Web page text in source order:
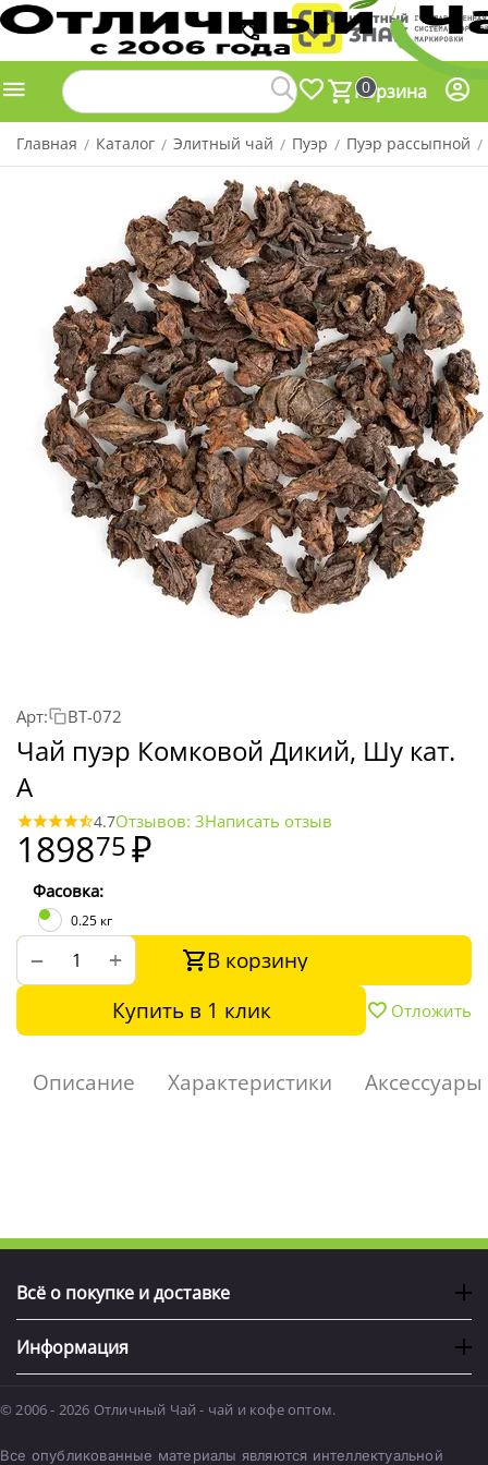
0
Корзина
Главная / Каталог / Элитный чай / Пуэр / Пуэр рассыпной /
Арт: BT-072
Чай пуэр Комковой Дикий, Шу кат.
A
4.7Отзывов: 3Написать отзыв
189875₽
Фасовка:
0.25 кг
+
−
В корзину
Купить в 1 клик
Отложить
Описание Характеристики Аксессуары
Всё о покупке и доставке
Информация
© 2006 - 2026 Отличный Чай - чай и кофе оптом.
Все опубликованные материалы являются интеллектуальной